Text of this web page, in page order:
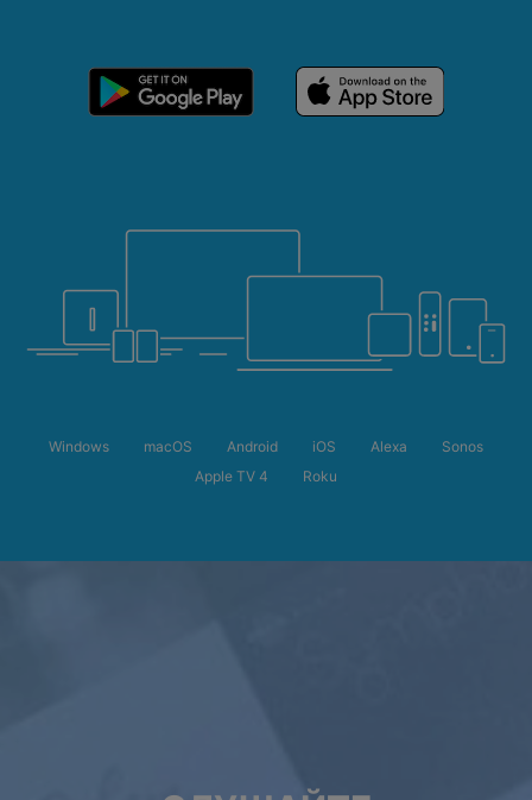
Windows macOS Android iOS Alexa
Sonos
Apple TV 4
Roku